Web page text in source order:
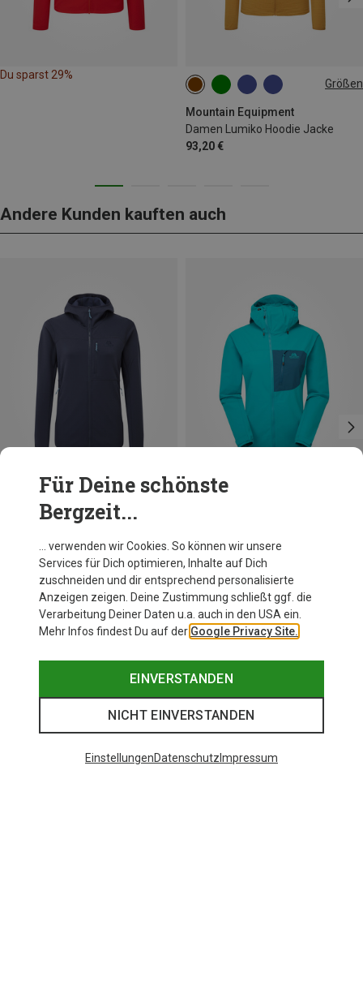
Du sparst 29%
Größen
Mountain Equipment
Damen Lumiko Hoodie Jacke
93,20 €
XS S M
Andere Kunden kauften auch
Für Deine schönste
Bergzeit...
… verwenden wir Cookies. So können wir unsere
Services für Dich optimieren, Inhalte auf Dich
zuschneiden und dir entsprechend personalisierte
Anzeigen zeigen. Deine Zustimmung schließt ggf. die
Verarbeitung Deiner Daten u.a. auch in den USA ein.
Mehr Infos findest Du auf der Google Privacy Site.
EINVERSTANDEN
NICHT EINVERSTANDEN
EinstellungenDatenschutz Impressum